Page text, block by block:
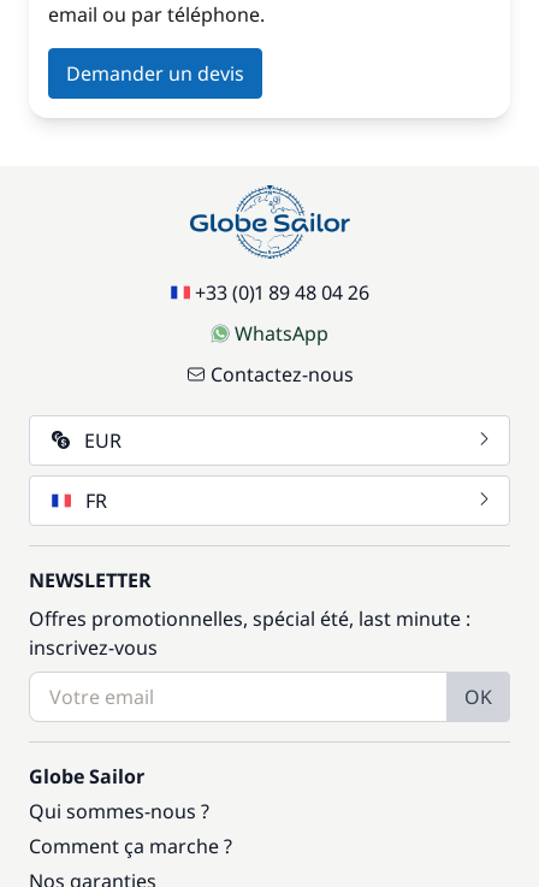
email ou par téléphone.
Demander un devis
+33 (0)1 89 48 04 26
WhatsApp
Contactez-nous
EUR
FR
NEWSLETTER
Offres promotionnelles, spécial été, last minute :
inscrivez-vous
OK
Globe Sailor
Qui sommes-nous ?
Comment ça marche ?
Nos garanties